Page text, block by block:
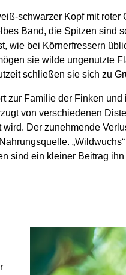
schwarzer Kopf mit roter
Band, die Spitzen sind
wie bei Körnerfressern
sie wilde ungenutzte
schließen sie sich zu
zur Familie der Finken
von verschiedenen
wird. Der zunehmende
sind ein kleiner Beitrag